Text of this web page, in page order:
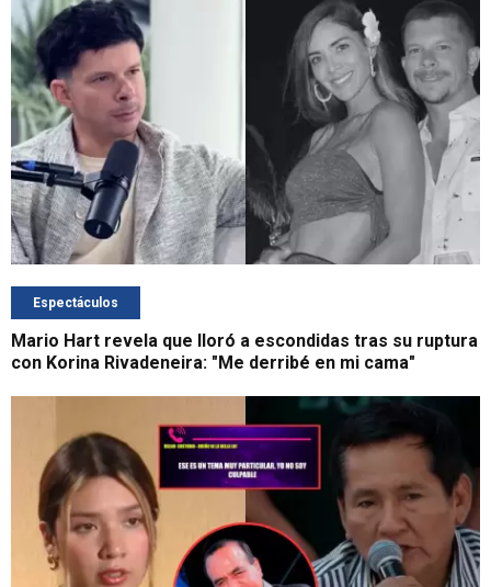
Espectáculos
Mario Hart revela que lloró a escondidas tras su ruptura
con Korina Rivadeneira: "Me derribé en mi cama"